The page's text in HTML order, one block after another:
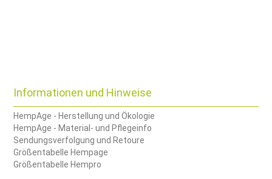
Informationen und Hinweise
HempAge - Herstellung und Ökologie
HempAge - Material- und Pflegeinfo
Sendungsverfolgung und Retoure
Größentabelle Hempage
Größentabelle Hempro